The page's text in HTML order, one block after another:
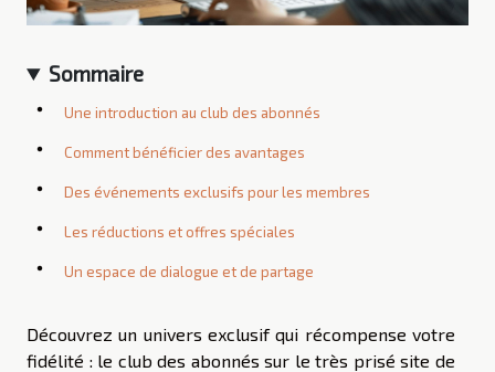
Sommaire
Une introduction au club des abonnés
Comment bénéficier des avantages
Des événements exclusifs pour les membres
Les réductions et offres spéciales
Un espace de dialogue et de partage
Découvrez un univers exclusif qui récompense votre
fidélité : le club des abonnés sur le très prisé site de